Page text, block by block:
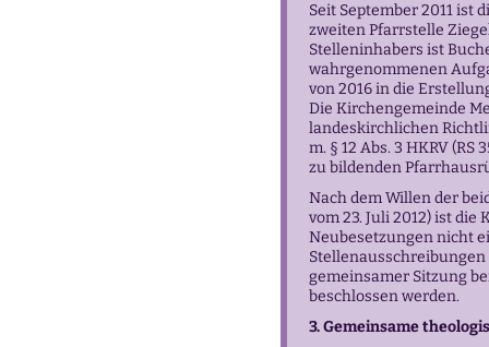
Seit September 2011 ist
zweiten Pfarrstelle
Stelleninhabers ist
wahrgenommenen
von 2016 in die
Die Kirchengemeinde
landeskirchlichen
m. § 12 Abs. 3 HKRV
zu bildenden
Nach dem Willen der
vom 23. Juli 2012) ist
Neubesetzungen nicht
gemeinsamer Sitzung
beschlossen werden.
3. Gemeinsame